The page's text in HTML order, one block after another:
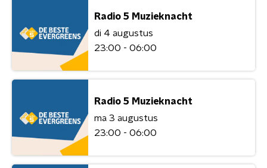
Radio 5 Muzieknacht
di 4 augustus
23:00 - 06:00
Radio 5 Muzieknacht
ma 3 augustus
23:00 - 06:00